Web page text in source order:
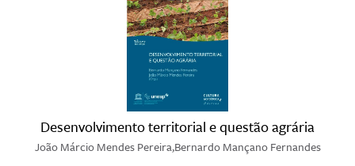
Desenvolvimento territorial e questão agrária
João Márcio Mendes Pereira,Bernardo Mançano Fernandes